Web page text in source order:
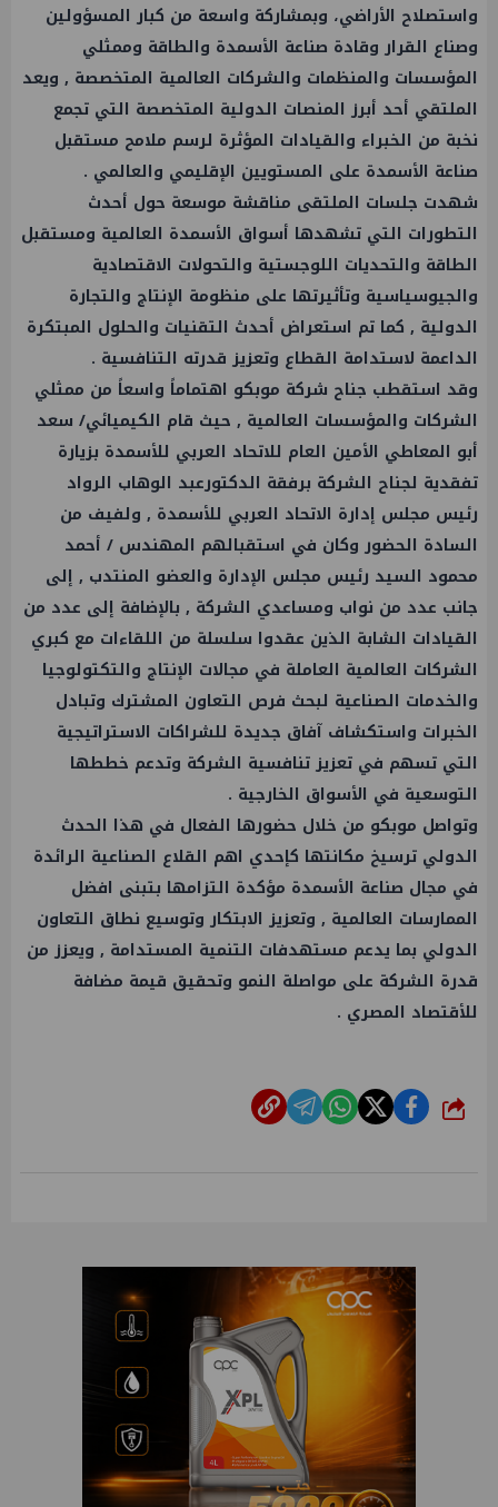
واستصلاح الأراضي، وبمشاركة واسعة من كبار المسؤولين
وصناع القرار وقادة صناعة الأسمدة والطاقة وممثلي
المؤسسات والمنظمات والشركات العالمية المتخصصة , ويعد
الملتقي أحد أبرز المنصات الدولية المتخصصة التي تجمع
نخبة من الخبراء والقيادات المؤثرة لرسم ملامح مستقبل
صناعة الأسمدة على المستويين الإقليمي والعالمي .
شهدت جلسات الملتقى مناقشة موسعة حول أحدث
التطورات التي تشهدها أسواق الأسمدة العالمية ومستقبل
الطاقة والتحديات اللوجستية والتحولات الاقتصادية
والجيوسياسية وتأثيرتها على منظومة الإنتاج والتجارة
الدولية , كما تم استعراض أحدث التقنيات والحلول المبتكرة
الداعمة لاستدامة القطاع وتعزيز قدرته التنافسية .
وقد استقطب جناح شركة موبكو اهتماماً واسعاً من ممثلي
الشركات والمؤسسات العالمية , حيث قام الكيميائي/ سعد
أبو المعاطي الأمين العام للاتحاد العربي للأسمدة بزيارة
تفقدية لجناح الشركة برفقة الدكتورعبد الوهاب الرواد
رئيس مجلس إدارة الاتحاد العربي للأسمدة , ولفيف من
السادة الحضور وكان في استقبالهم المهندس / أحمد
محمود السيد رئيس مجلس الإدارة والعضو المنتدب , إلى
جانب عدد من نواب ومساعدي الشركة , بالإضافة إلى عدد من
القيادات الشابة الذين عقدوا سلسلة من اللقاءات مع كبري
الشركات العالمية العاملة في مجالات الإنتاج والتكتولوجيا
والخدمات الصناعية لبحث فرص التعاون المشترك وتبادل
الخبرات واستكشاف آفاق جديدة للشراكات الاستراتيجية
التي تسهم في تعزيز تنافسية الشركة وتدعم خططها
التوسعية في الأسواق الخارجية .
وتواصل موبكو من خلال حضورها الفعال في هذا الحدث
الدولي ترسيخ مكانتها كإحدي اهم القلاع الصناعية الرائدة
في مجال صناعة الأسمدة مؤكدة التزامها بتبنى افضل
الممارسات العالمية , وتعزيز الابتكار وتوسيع نطاق التعاون
الدولي بما يدعم مستهدفات التنمية المستدامة , ويعزز من
قدرة الشركة على مواصلة النمو وتحقيق قيمة مضافة
للأقتصاد المصري .
شارك